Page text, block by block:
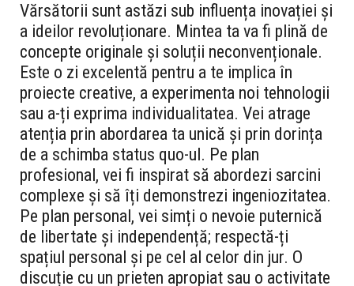
Vărsătorii sunt astăzi sub influența inovației și
a ideilor revoluționare. Mintea ta va fi plină de
concepte originale și soluții neconvenționale.
Este o zi excelentă pentru a te implica în
proiecte creative, a experimenta noi tehnologii
sau a-ți exprima individualitatea. Vei atrage
atenția prin abordarea ta unică și prin dorința
de a schimba status quo-ul. Pe plan
profesional, vei fi inspirat să abordezi sarcini
complexe și să îți demonstrezi ingeniozitatea.
Pe plan personal, vei simți o nevoie puternică
de libertate și independență; respectă-ți
spațiul personal și pe cel al celor din jur. O
discuție cu un prieten apropiat sau o activitate